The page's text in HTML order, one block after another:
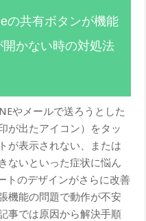
の共有ボタンが機能
かない時の対処法
やメールで送ろうとした
が出たアイコン）をタッ
が表示されない、または
ないといった症状に悩ん
トのデザインがさらに改善
機能の問題で動作が不安
事では原因から解決手順